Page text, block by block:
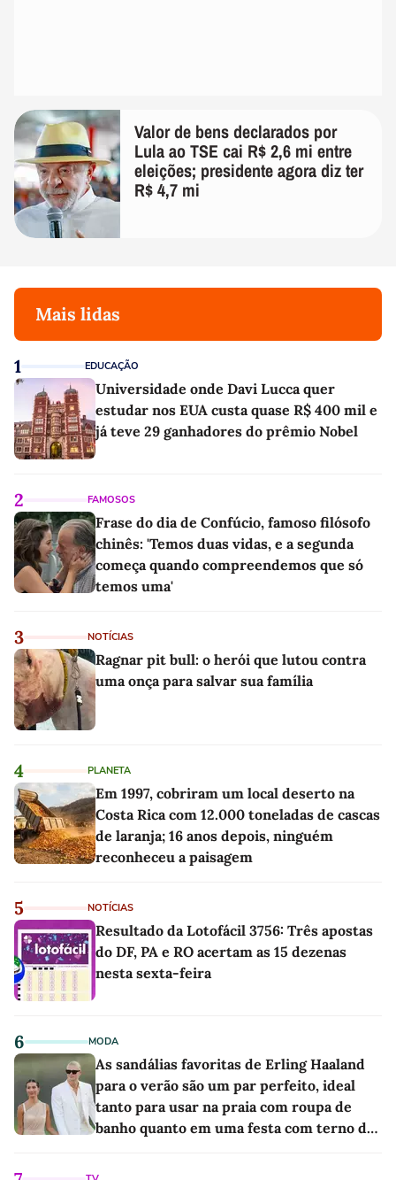
Valor de bens declarados por
Lula ao TSE cai R$ 2,6 mi entre
eleições; presidente agora diz ter
R$ 4,7 mi
Mais lidas
1 EDUCAÇÃO
Universidade onde Davi Lucca quer
estudar nos EUA custa quase R$ 400 mil e
já teve 29 ganhadores do prêmio Nobel
2 FAMOSOS
Frase do dia de Confúcio, famoso filósofo
chinês: 'Temos duas vidas, e a segunda
começa quando compreendemos que só
temos uma'
3 NOTÍCIAS
Ragnar pit bull: o herói que lutou contra
uma onça para salvar sua família
4 PLANETA
Em 1997, cobriram um local deserto na
Costa Rica com 12.000 toneladas de cascas
de laranja; 16 anos depois, ninguém
reconheceu a paisagem
5 NOTÍCIAS
Resultado da Lotofácil 3756: Três apostas
do DF, PA e RO acertam as 15 dezenas
nesta sexta-feira
6 MODA
As sandálias favoritas de Erling Haaland
para o verão são um par perfeito, ideal
tanto para usar na praia com roupa de
banho quanto em uma festa com terno de